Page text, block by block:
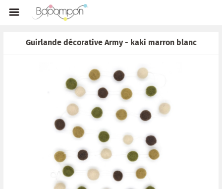
Guirlande décorative Army - kaki marron blanc